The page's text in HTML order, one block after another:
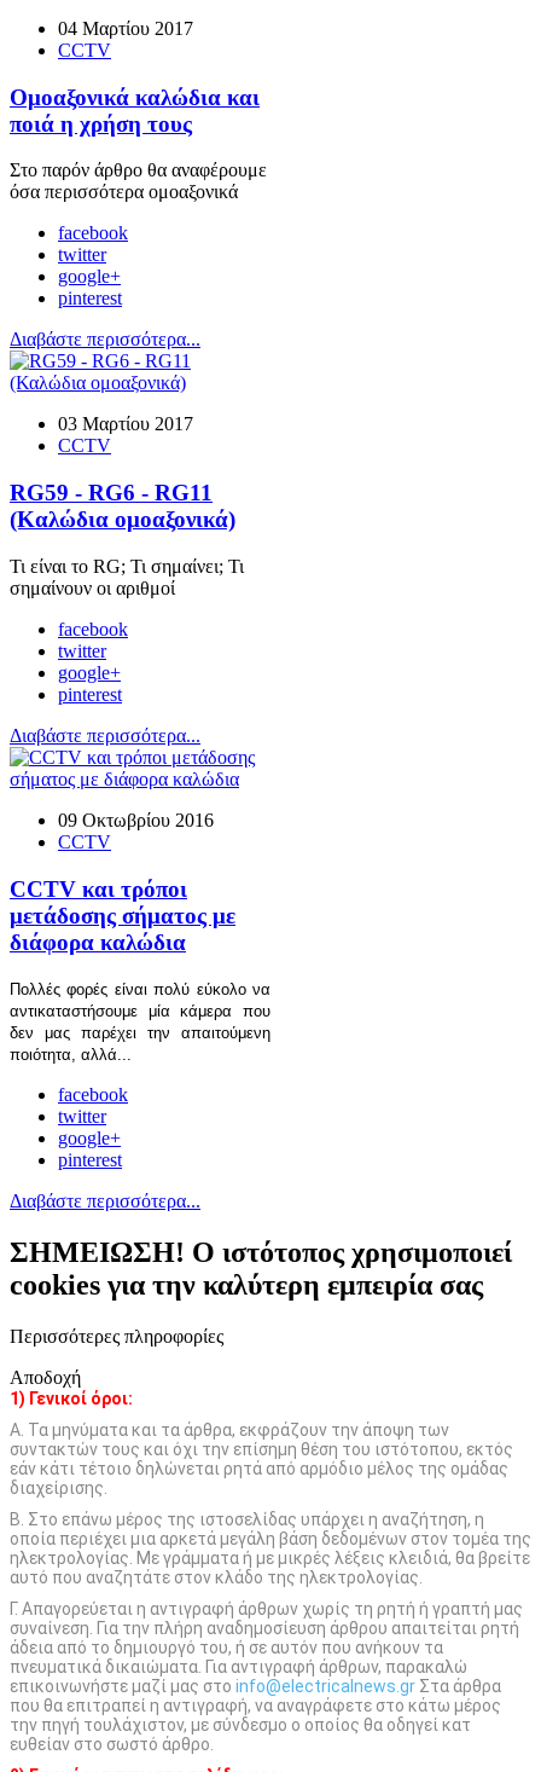
04 Μαρτίου 2017
CCTV
Ομοαξονικά καλώδια και
ποιά η χρήση τους
Στο παρόν άρθρο θα αναφέρουμε
όσα περισσότερα ομοαξονικά
facebook
twitter
google+
pinterest
Διαβάστε περισσότερα...
03 Μαρτίου 2017
CCTV
RG59 - RG6 - RG11
(Καλώδια ομοαξονικά)
Τι είναι το RG; Τι σημαίνει; Τι
σημαίνουν οι αριθμοί
facebook
twitter
google+
pinterest
Διαβάστε περισσότερα...
09 Οκτωβρίου 2016
CCTV
CCTV και τρόποι
μετάδοσης σήματος με
διάφορα καλώδια
Πολλές φορές είναι πολύ εύκολο να
αντικαταστήσουμε μία κάμερα που
δεν μας παρέχει την απαιτούμενη
ποιότητα, αλλά...
facebook
twitter
google+
pinterest
Διαβάστε περισσότερα...
ΣΗΜΕΙΩΣΗ! Ο ιστότοπος χρησιμοποιεί
cookies για την καλύτερη εμπειρία σας
Περισσότερες πληροφορίες
Αποδοχή
1) Γενικοί όροι:
Α. Τα μηνύματα και τα άρθρα, εκφράζουν την άποψη των
συντακτών τους και όχι την επίσημη θέση του ιστότοπου, εκτός
εάν κάτι τέτοιο δηλώνεται ρητά από αρμόδιο μέλος της ομάδας
διαχείρισης.
Β. Στο επάνω μέρος της ιστοσελίδας υπάρχει η αναζήτηση, η
οποία περιέχει μια αρκετά μεγάλη βάση δεδομένων στον τομέα της
ηλεκτρολογίας. Με γράμματα ή με μικρές λέξεις κλειδιά, θα βρείτε
αυτό που αναζητάτε στον κλάδο της ηλεκτρολογίας.
Γ. Απαγορεύεται η αντιγραφή άρθρων χωρίς τη ρητή ή γραπτή μας
συναίνεση. Για την πλήρη αναδημοσίευση άρθρου απαιτείται ρητή
άδεια από το δημιουργό του, ή σε αυτόν που ανήκουν τα
πνευματικά δικαιώματα. Για αντιγραφή άρθρων, παρακαλώ
επικοινωνήστε μαζί μας στο info@electricalnews.gr Στα άρθρα
που θα επιτραπεί η αντιγραφή, να αναγράφετε στο κάτω μέρος
την πηγή τουλάχιστον, με σύνδεσμο ο οποίος θα οδηγεί κατ
ευθείαν στο σωστό άρθρο.